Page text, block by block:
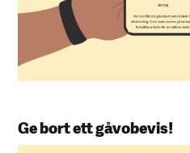
Ge bort ett gåvobevis!